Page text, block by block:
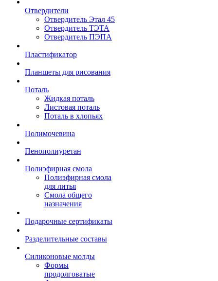
Отвердители
Отвердитель Этал 45
Отвердитель ТЭТА
Отвердитель ПЭПА
Пластификатор
Планшеты для рисования
Поталь
Жидкая поталь
Листовая поталь
Поталь в хлопьях
Полимочевина
Пенополиуретан
Полиэфирная смола
Полиэфирная смола
для литья
Смола общего
назначения
Подарочные сертификаты
Разделительные составы
Силиконовые молды
Формы
продолговатые